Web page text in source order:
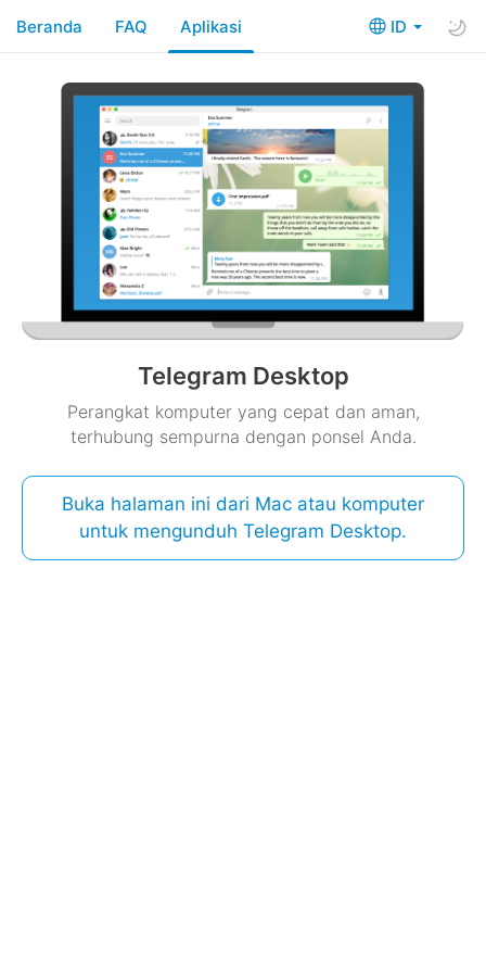
ID
Beranda FAQ Aplikasi
Telegram Desktop
Perangkat komputer yang cepat dan aman,
terhubung sempurna dengan ponsel Anda.
Buka halaman ini dari Mac atau komputer
untuk mengunduh Telegram Desktop.